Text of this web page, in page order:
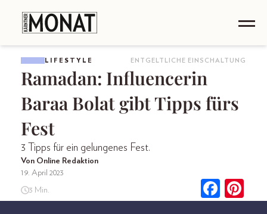
LIFESTYLE ENTGELTLICHE EINSCHALTUNG
Ramadan: Influencerin
Baraa Bolat gibt Tipps fürs
Fest
3 Tipps für ein gelungenes Fest.
Von Online Redaktion
19. April 2023
3 Min.